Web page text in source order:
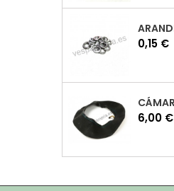
Precio
0,15 €
Precio
6,00 €